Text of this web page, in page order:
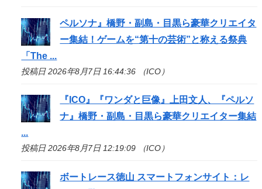
ペルソナ』橋野・副島・目黒ら豪華クリエイタ
ー集結！ゲームを“第十の芸術”と称える祭典
「The ...
投稿日 2026年8月7日 16:44:36 （ICO）
『 ICO 』『ワンダと巨像』上田文人、『ペルソ
ナ』橋野・副島・目黒ら豪華クリエイター集結
...
投稿日 2026年8月7日 12:19:09 （ICO）
ボートレース徳山 スマートフォンサイト：レ